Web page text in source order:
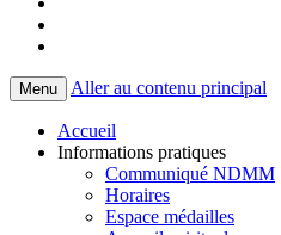
Menu Aller au contenu principal
Accueil
Informations pratiques
Communiqué NDMM
Horaires
Espace médailles